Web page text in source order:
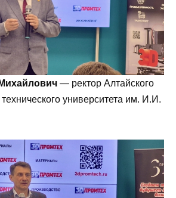
— ректор Алтайского
технического университета им. И.И.